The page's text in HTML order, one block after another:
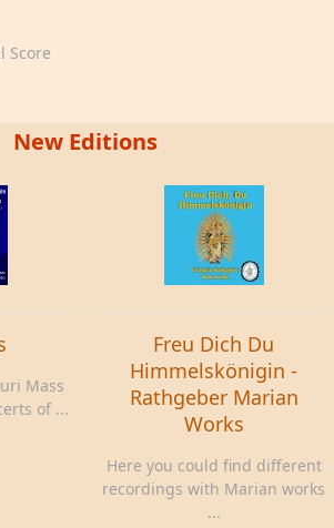
Score
New Editions
Mass
of ...
Freu Dich Du
Himmelskönigin -
Rathgeber Marian
Works
Here you could find different
recordings with Marian works
...